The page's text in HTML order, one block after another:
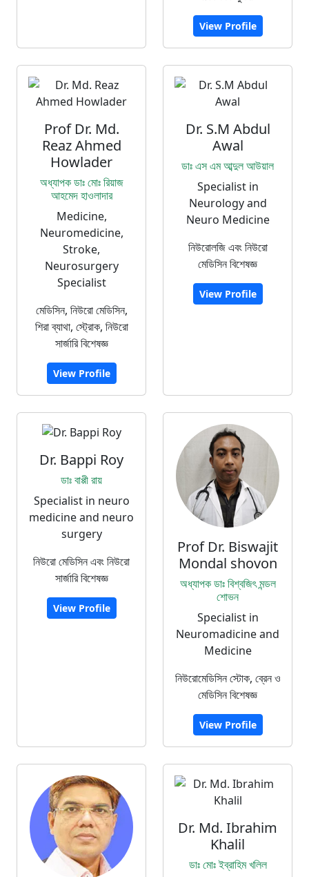
View Profile
Prof Dr. Md.
Reaz Ahmed
Howlader
অধ্যাপক ডাঃ মোঃ রিয়াজ
আহমেদ হাওলাদার
Medicine,
Neuromedicine,
Stroke,
Neurosurgery
Specialist
মেডিসিন, নিউরো মেডিসিন,
শিরা ব্যাথা, স্ট্রোক, নিউরো
সার্জারি বিশেষজ্ঞ
View Profile
Dr. S.M Abdul
Awal
ডাঃ এস এম আব্দুল আউয়াল
Specialist in
Neurology and
Neuro Medicine
নিউরোলজি এবং নিউরো
মেডিসিন বিশেষজ্ঞ
View Profile
Dr. Bappi Roy
ডাঃ বাপ্পী রায়
Specialist in neuro
medicine and neuro
surgery
নিউরো মেডিসিন এবং নিউরো
সার্জারি বিশেষজ্ঞ
View Profile
Prof Dr. Biswajit
Mondal shovon
অধ্যাপক ডাঃ বিশ্বজিৎ মন্ডল
শোভন
Specialist in
Neuromadicine and
Medicine
নিউরোমেডিসিন স্টোক, ব্রেন ও
মেডিসিন বিশেষজ্ঞ
View Profile
Dr. Md. Ibrahim
Khalil
ডাঃ মোঃ ইব্রাহিম খলিল